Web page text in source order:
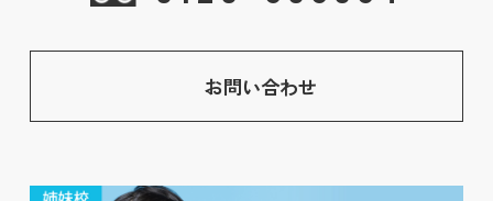
お問い合わせ